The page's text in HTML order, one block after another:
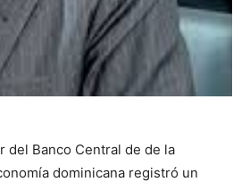
del Banco Central de de la
dominicana registró un